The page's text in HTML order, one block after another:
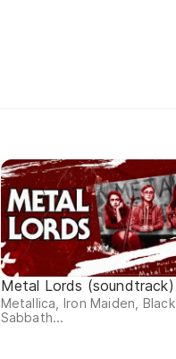
Metal Lords (soundtrack)
Metallica, Iron Maiden, Black
Sabbath...